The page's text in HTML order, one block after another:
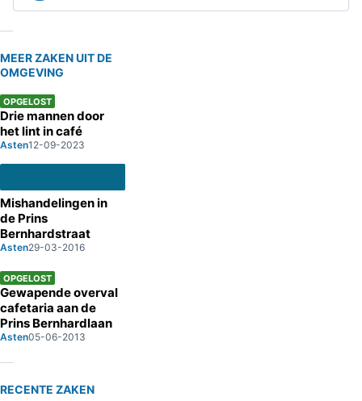
MEER ZAKEN UIT DE
OMGEVING
OPGELOST
Drie mannen door
het lint in café
Asten12-09-2023
Mishandelingen in
de Prins
Bernhardstraat
Asten29-03-2016
OPGELOST
Gewapende overval
cafetaria aan de
Prins Bernhardlaan
Asten05-06-2013
RECENTE ZAKEN